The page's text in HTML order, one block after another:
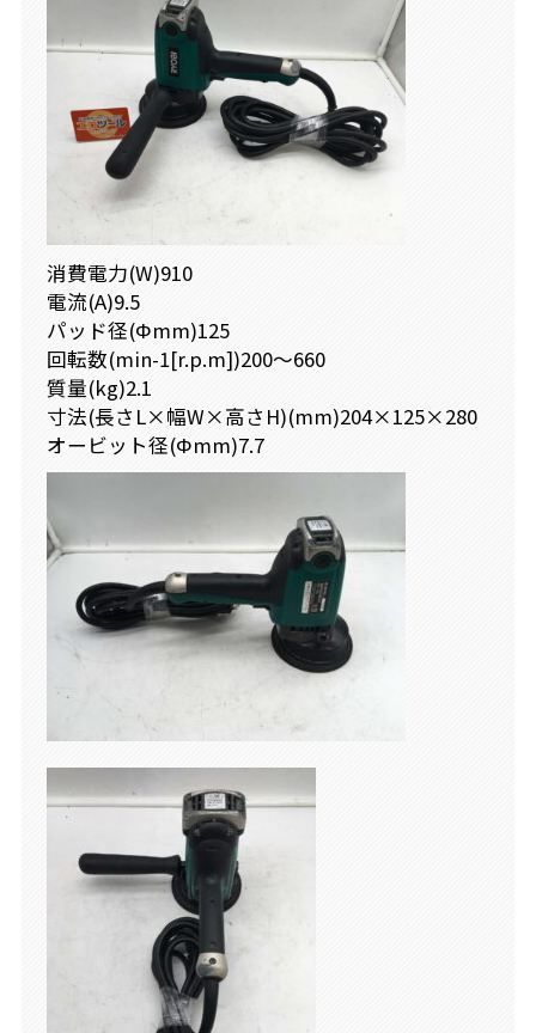
消費電力(W)910
電流(A)9.5
パッド径(Φmm)125
回転数(min-1[r.p.m])200～660
質量(kg)2.1
寸法(長さL×幅W×高さH)(mm)204×125×280
オービット径(Φmm)7.7